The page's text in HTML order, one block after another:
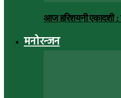
आज हरिशयनी एकादशी :
मनोरन्जन